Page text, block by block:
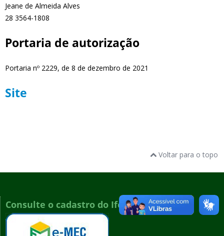
Jeane de Almeida Alves
28 3564-1808
Portaria de autorização
Portaria nº 2229, de 8 de dezembro de 2021
Site
Voltar para o topo
Consulte o cadastro do Ifes no e-MEC